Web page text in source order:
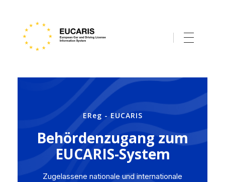
EReg - EUCARIS
Behördenzugang zum
EUCARIS-System
Zugelassene nationale und internationale